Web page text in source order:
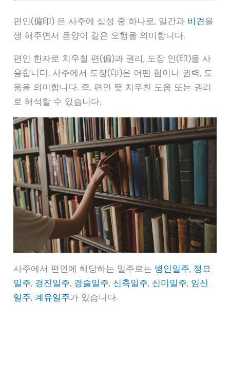
편인(偏印) 은 사주에 십성 중 하나로, 일간과 비견을
생 해주면서 음양이 같은 오행을 의미합니다.
편인 한자로 치우칠 편(偏)과 권리, 도장 인(印)을 사
용합니다. 사주에서 도장(印)은 어떤 힘이나 권력, 도
움을 의미합니다. 즉, 편인 뜻 치우친 도움 또는 권리
로 해석할 수 있습니다.
사주에서 편인에 해당하는 일주로는 병인일주, 정묘
일주, 경진일주, 경술일주, 신축일주, 신미일주, 임신
일주,계유일주가 있습니다.